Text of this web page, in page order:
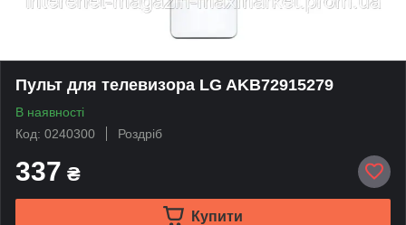
Пульт для телевизора LG AKB72915279
В наявності
Код: 0240300
Роздріб
337 ₴
Купити